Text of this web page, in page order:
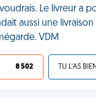
Le livreur a
aussi une
VDM
8 502